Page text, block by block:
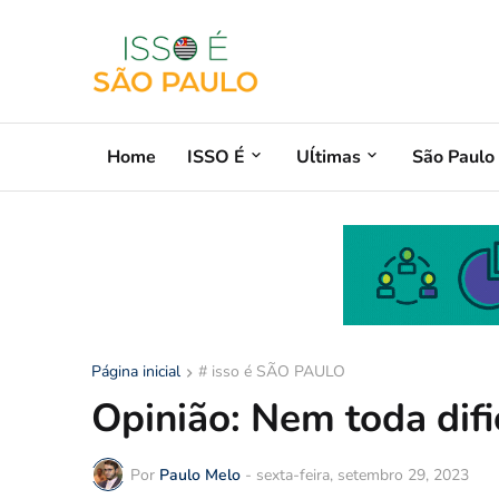
Home ISSO É Uĺtimas São Paulo
Página inicial # isso é SÃO PAULO
Opinião: Nem toda
Por Paulo Melo - sexta-feira, setembro 29, 2023